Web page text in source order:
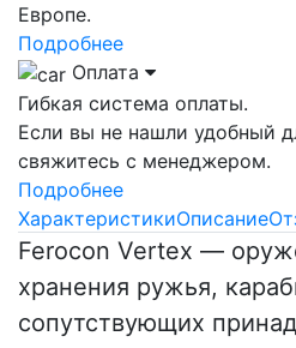
Европе.
Подробнее
Оплата
Гибкая система оплаты.
Если вы не нашли удобный
свяжитесь с менеджером.
Подробнее
ХарактеристикиОписание
Ferocon Vertex —
хранения ружья,
сопутствующих